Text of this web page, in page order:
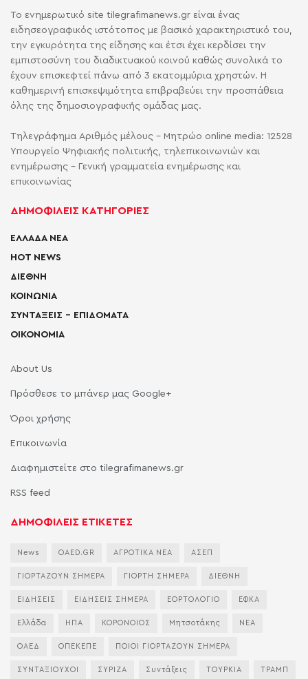
Το ενημερωτικό site tilegrafimanews.gr είναι ένας
ειδησεογραφικός ιστότοπος με βασικό χαρακτηριστικό του,
την εγκυρότητα της είδησης και έτσι έχει κερδίσει την
εμπιστοσύνη του διαδικτυακού κοινού καθώς συνολικά το
έχουν επισκεφτεί πάνω από 3 εκατομμύρια χρηστών. Η
καθημερινή επισκεψιμότητα επιβραβεύει την προσπάθεια
όλης της δημοσιογραφικής ομάδας μας.
Τηλεγράφημα Αριθμός μέλους - Μητρώο online media: 12528
Υπουργείο Ψηφιακής πολιτικής, τηλεπικοινωνιών και
ενημέρωσης - Γενική γραμματεία ενημέρωσης και
επικοινωνίας
ΔΗΜΟΦΙΛΕΙΣ ΚΑΤΗΓΟΡΙΕΣ
ΕΛΛΑΔΑ ΝΕΑ
HOT NEWS
ΔΙΕΘΝΗ
ΚΟΙΝΩΝΙΑ
ΣΥΝΤΑΞΕΙΣ – ΕΠΙΔΟΜΑΤΑ
ΟΙΚΟΝΟΜΙΑ
About Us
Πρόσθεσε το μπάνερ μας Google+
Όροι χρήσης
Επικοινωνία
Διαφημιστείτε στο tilegrafimanews.gr
RSS feed
ΔΗΜΟΦΙΛΕΙΣ ΕΤΙΚΕΤΕΣ
News OAED.GR ΑΓΡΟΤΙΚΑ ΝΕΑ ΑΣΕΠ
ΓΙΟΡΤΑΖΟΥΝ ΣΗΜΕΡΑ ΓΙΟΡΤΗ ΣΗΜΕΡΑ ΔΙΕΘΝΗ
ΕΙΔΗΣΕΙΣ ΕΙΔΗΣΕΙΣ ΣΗΜΕΡΑ ΕΟΡΤΟΛΟΓΙΟ ΕΦΚΑ
Ελλάδα ΗΠΑ ΚΟΡΟΝΟΙΟΣ Μητσοτάκης ΝΕΑ
ΟΑΕΔ ΟΠΕΚΕΠΕ ΠΟΙΟΙ ΓΙΟΡΤΑΖΟΥΝ ΣΗΜΕΡΑ
ΣΥΝΤΑΞΙΟΥΧΟΙ ΣΥΡΙΖΑ Συντάξεις ΤΟΥΡΚΙΑ ΤΡΑΜΠ